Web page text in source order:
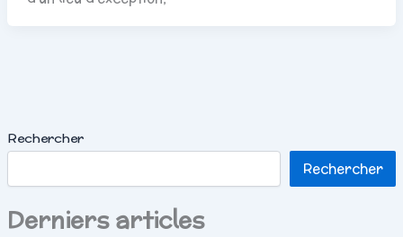
Rechercher
Rechercher
Derniers articles